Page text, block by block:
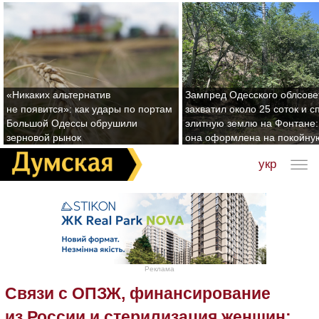
«Никаких альтернатив
не появится»: как удары по портам
Большой Одессы обрушили
зерновой рынок
Зампред Одесского
захватил около 25 соток и
элитную землю на Фонтане:
она оформлена на
укр
Реклама
Связи с ОПЗЖ, финансирование